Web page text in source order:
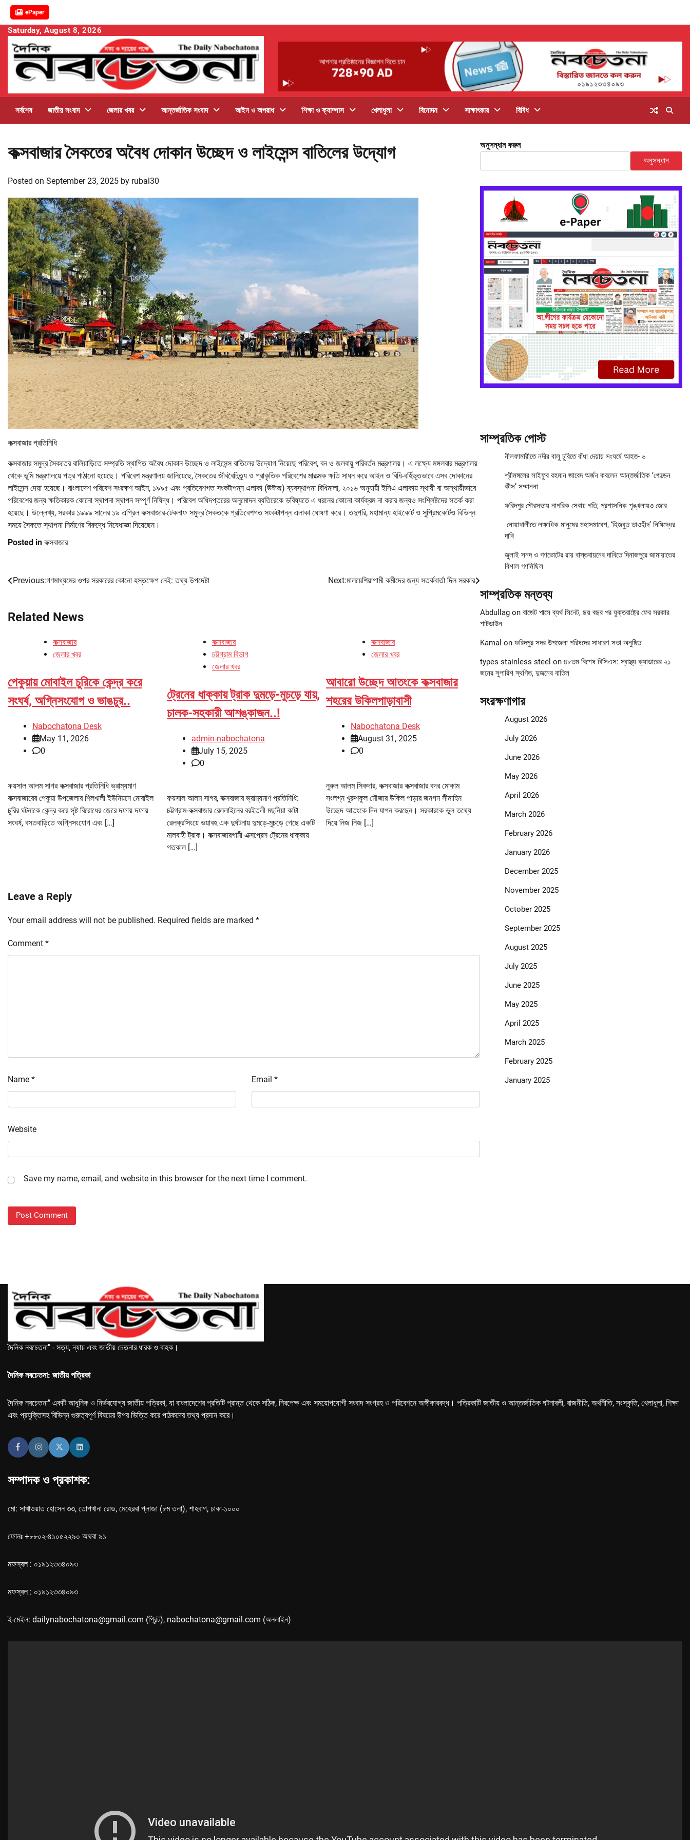
ePaper
Skip
content
Saturday, August 8, 2026
সর্বশেষ জাতীয় সংবাদ জেলার খবর আন্তর্জাতিক সংবাদ আইন ও অপরাধ শিক্ষা ও ক্যাম্পাস খেলাধুলা বিনোদন সাক্ষাৎকার বিবিধ
কক্সবাজার সৈকতের অবৈধ দোকান উচ্ছেদ ও লাইসেন্স বাতিলের উদ্যোগ
Posted on September 23, 2025 by rubal30
কক্সবাজার প্রতিনিধি
কক্সবাজার সমুদ্র সৈকতের বালিয়াড়িতে সম্প্রতি স্থাপিত অবৈধ দোকান উচ্ছেদ ও লাইসেন্স বাতিলের উদ্যোগ নিয়েছে পরিবেশ, বন ও জলবায়ু পরিবর্তন মন্ত্রণালয়। এ লক্ষ্যে মঙ্গলবার মন্ত্রণালয়
থেকে ভূমি মন্ত্রণালয়ে পত্র পাঠানো হয়েছে। পরিবেশ মন্ত্রণালয় জানিয়েছে, সৈকতের জীববৈচিত্র্য ও প্রাকৃতিক পরিবেশের মারাত্মক ক্ষতি সাধন করে আইন ও বিধি-বর্হিভূতভাবে এসব দোকানের
লাইসেন্স দেয়া হয়েছে। বাংলাদেশ পরিবেশ সংরক্ষণ আইন, ১৯৯৫ এবং প্রতিবেশগত সংকটাপন্ন এলাকা (ঊঈঅ) ব্যবস্থাপনা বিধিমালা, ২০১৬ অনুযায়ী ইসিএ এলাকায় স্থায়ী বা অস্থায়ীভাবে
পরিবেশের জন্য ক্ষতিকারক কোনো স্থাপনা স্থাপন সম্পূর্ণ নিষিদ্ধ। পরিবেশ অধিদপ্তরের অনুমোদন ব্যতিরেকে ভবিষ্যতে এ ধরনের কোনো কার্যক্রম না করার জন্যও সংশ্লিষ্টদের সতর্ক করা
হয়েছে। উল্লেখ্য, সরকার ১৯৯৯ সালের ১৯ এপ্রিল কক্সবাজার-টেকনাফ সমুদ্র সৈকতকে প্রতিবেশগত সংকটাপন্ন এলাকা ঘোষণা করে। তদুপরি, মহামান্য হাইকোর্ট ও সুপ্রিমকোর্টও বিভিন্ন
সময়ে সৈকতে স্থাপনা নির্মাণের বিরুদ্ধে নিষেধাজ্ঞা দিয়েছেন।
Posted in কক্সবাজার
Post
Previous:গণমাধ্যমের ওপর সরকারের কোনো হস্তক্ষেপ নেই: তথ্য উপদেষ্টা Next:মালয়েশিয়াগামী কর্মীদের জন্য সতর্কবার্তা দিল সরকার
Related News
কক্সবাজার
জেলার খবর
পেকুয়ায় মোবাইল চুরিকে কেন্দ্র করে
সংঘর্ষ, অগ্নিসংযোগ ও ভাঙচুর..
Nabochatona Desk
May 11, 2026
0
ফয়সাল আলম সাগর কক্সবাজার প্রতিনিধি ভ্রাম্যমাণ
কক্সবাজারের পেকুয়া উপজেলার শিলখালী ইউনিয়নে মোবাইল
চুরির ঘটনাকে কেন্দ্র করে সৃষ্ট বিরোধের জেরে দফায় দফায়
সংঘর্ষ, বসতবাড়িতে অগ্নিসংযোগ এবং […]
কক্সবাজার
চট্টগ্রাম বিভাগ
জেলার খবর
ট্রেনের ধাক্কায় ট্রাক দুমড়ে-মুচড়ে যায়,
চালক-সহকারী আশঙ্কাজন..!
admin-nabochatona
July 15, 2025
0
ফয়সাল আলম সাগর, কক্সবাজার ভ্রাম্যমাণ প্রতিনিধি:
চট্টগ্রাম-কক্সবাজার রেললাইনের বরইতলী মছনিয়া কাটা
রেলক্রসিংয়ে ভয়াবহ এক দুর্ঘটনায় দুমড়ে-মুচড়ে গেছে একটি
মালবাহী ট্রাক। কক্সবাজারগামী এক্সপ্রেস ট্রেনের ধাক্কায়
গতকাল […]
কক্সবাজার
জেলার খবর
আবারো উচ্ছেদ আতংকে কক্সবাজার
শহরের উকিলপাড়াবাসী
Nabochatona Desk
August 31, 2025
0
নুরুল আলম সিকদার, কক্সবাজার কক্সবাজার বদর মোকাম
সংলগ্ন খুরুশকুল মৌজার উকিল পাড়ার জনগন সীমাহিন
উচ্ছেদ আতংকে দিন যাপন করছেন। সরকারকে ভুল তথ্যে
দিয়ে নিজ নিজ […]
Leave a Reply
Your email address will not be published. Required fields are marked *
Comment *
Name * Email *
Website
Save my name, email, and website in this browser for the next time I comment.
অনুসন্ধান করুন
অনুসন্ধান
সাম্প্রতিক পোস্ট
নীলফামারীতে নদীর বালু চুরিতে বাঁধা দেয়ায় সংঘর্ষে আহত- ৬
শ্রীমঙ্গলের সাইফুর রহমান জাবেদ অর্জন করলেন আন্তর্জাতিক ‘গোল্ডেন
কীস’ সম্মাননা
ফরিদপুর পৌরসভায় নাগরিক সেবায় গতি, প্রশাসনিক শৃঙ্খলায়ও জোর
নোয়াখালীতে লক্ষাধিক মানুষের মহাসমাবেশ, ‘হিজবুত তাওহীদ’ নিষিদ্ধের
দাবি
জুলাই সনদ ও গণভোটের রায় বাস্তবায়নের দাবিতে দিনাজপুরে জামায়াতের
বিশাল গণমিছিল
সাম্প্রতিক মন্তব্য
Abdullagon বাজেট পাসে ব্যর্থ সিনেট, ছয় বছর পর যুক্তরাষ্ট্রে ফের সরকার
শাটডাউন
Kamal on ফরিদপুর সদর উপজেলা পরিষদের সাধারণ সভা অনুষ্ঠিত
types stainless steel on ৪৮তম বিশেষ বিসিএস: স্বাস্থ্য ক্যাডারের ২১
জনের সুপারিশ স্থগিত, দুজনের বাতিল
সংরক্ষণাগার
August 2026
July 2026
June 2026
May 2026
April 2026
March 2026
February 2026
January 2026
December 2025
November 2025
October 2025
September 2025
August 2025
July 2025
June 2025
May 2025
April 2025
March 2025
February 2025
January 2025
দৈনিক নবচেতনা" - সত্য, ন্যায় এবং জাতীয় চেতনার ধারক ও বাহক।
দৈনিক নবচেতনা: জাতীয় পত্রিকা
দৈনিক নবচেতনা" একটি আধুনিক ও নির্ভরযোগ্য জাতীয় পত্রিকা, যা বাংলাদেশের প্রতিটি প্রান্ত থেকে সঠিক, নিরপেক্ষ এবং সময়োপযোগী সংবাদ সংগ্রহ ও পরিবেশনে অঙ্গীকারবদ্ধ। পত্রিকাটি জাতীয় ও আন্তর্জাতিক ঘটনাবলী, রাজনীতি, অর্থনীতি, সংস্কৃতি, খেলাধুলা, শিক্ষা
এবং প্রযুক্তিসহ বিভিন্ন গুরুত্বপূর্ণ বিষয়ের উপর ভিত্তি করে পাঠকদের তথ্য প্রদান করে।
সম্পাদক ও প্রকাশক:
মো: সাখাওয়াত হোসেন ৩৩, তোপখানা রোড, মেহেরবা প্লাজা (৮ম তলা), শাহবাগ, ঢাকা-১০০০
ফোনঃ +৮৮০২-৪১০৫২২৯০ অথবা ৯১
মফস্বল : ০১৯১২৩৩৪০৯৩
মফস্বল : ০১৯১২৩৩৪০৯৩
ই-মেইল: dailynabochatona@gmail.com (প্রিন্ট), nabochatona@gmail.com (অনলাইন)